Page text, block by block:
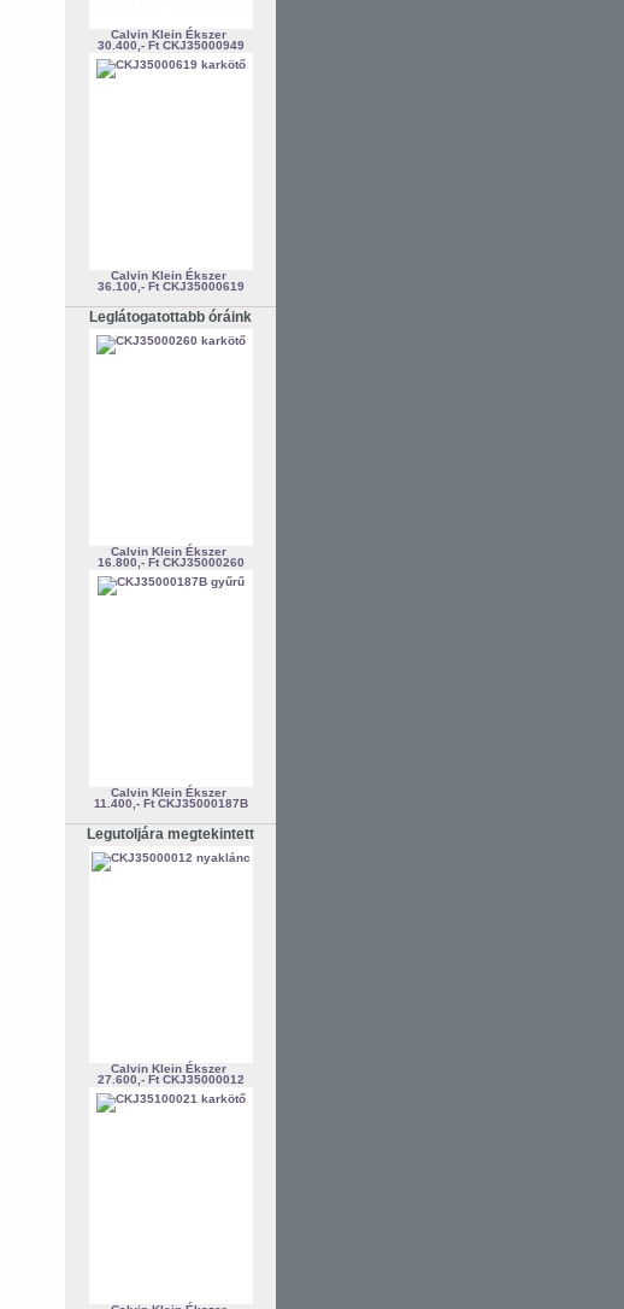
Calvin Klein Ékszer
30.400,- Ft CKJ35000949
Calvin Klein Ékszer
36.100,- Ft CKJ35000619
Leglátogatottabb óráink
Calvin Klein Ékszer
16.800,- Ft CKJ35000260
Calvin Klein Ékszer
11.400,- Ft CKJ35000187B
Legutoljára megtekintett
Calvin Klein Ékszer
27.600,- Ft CKJ35000012